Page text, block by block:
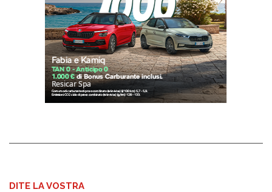
DITE LA VOSTRA